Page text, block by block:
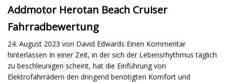
Addmotor Herotan Beach Cruiser
Fahrradbewertung
24. August 2023 von David Edwards Einen Kommentar
hinterlassen In einer Zeit, in der sich der Lebensrhythmus täglich
zu beschleunigen scheint, hat die Einführung von
Elektrofahrrädern den dringend benötigten Komfort und